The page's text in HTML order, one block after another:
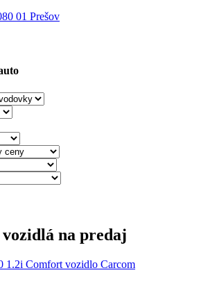
01 Prešov
vozidlá na predaj